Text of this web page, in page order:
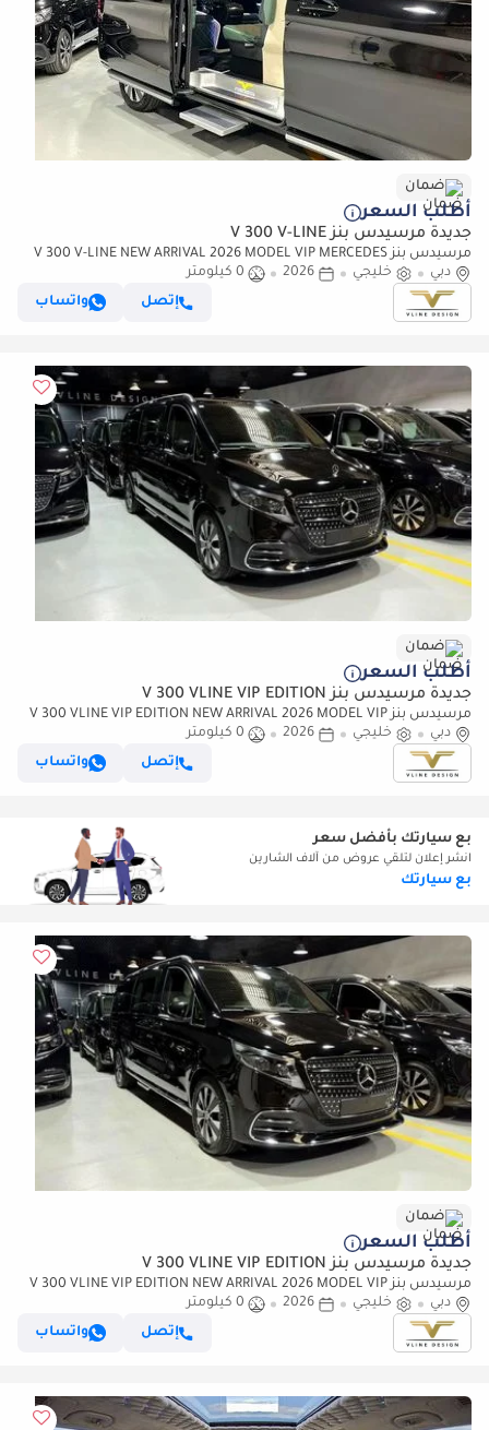
ضمان
أطلب السعر
جديدة مرسيدس بنز V 300 V-LINE
مرسيدس بنز V 300 V-LINE NEW ARRIVAL 2026 MODEL VIP MERCEDES
GCC V300 with ADDITIONAL REAR AC - 2 Years Warranty by VLINE
دبي خليجي 2026
0 كيلومتر
إتصل
واتساب
ضمان
أطلب السعر
جديدة مرسيدس بنز V 300 VLINE VIP EDITION
مرسيدس بنز V 300 VLINE VIP EDITION NEW ARRIVAL 2026 MODEL VIP
MERCEDES GCC V300 with ADDITIONAL REAR AC - 2 Years Warranty by
VLINE
دبي خليجي 2026
0 كيلومتر
إتصل
واتساب
بع سيارتك بأفضل سعر
انشر إعلان لتلقي عروض من آلاف الشارين
بع سيارتك
ضمان
أطلب السعر
جديدة مرسيدس بنز V 300 VLINE VIP EDITION
مرسيدس بنز V 300 VLINE VIP EDITION NEW ARRIVAL 2026 MODEL VIP
MERCEDES GCC V300 with ADDITIONAL REAR AC - 2 Years Warranty by
VLINE
دبي خليجي 2026
0 كيلومتر
إتصل
واتساب